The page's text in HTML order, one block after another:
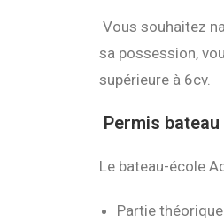
Vous souhaitez
sa possession,
supérieure à 6cv.
Permis
Le bateau-école
Partie théorique